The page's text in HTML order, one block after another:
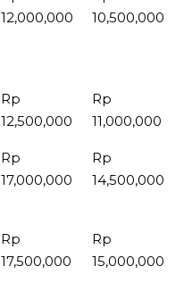
12,000,000
10,500,000
Rp
12,500,000
Rp
11,000,000
Rp
17,000,000
Rp
14,500,000
Rp
17,500,000
Rp
15,000,000